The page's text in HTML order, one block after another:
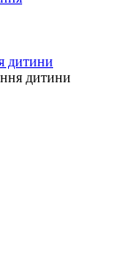
дитини
дитини